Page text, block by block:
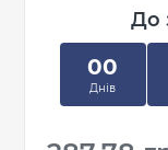
До
00
Днів